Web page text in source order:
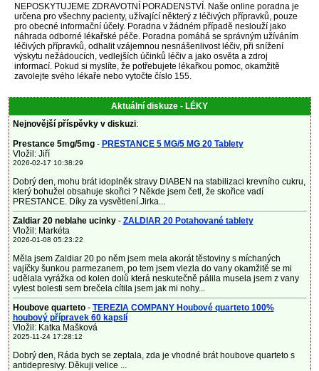
NEPOSKYTUJEME ZDRAVOTNÍ PORADENSTVÍ. Naše online poradna je
určena pro všechny pacienty, užívající některý z léčivých přípravků, pouze
pro obecné informační účely. Poradna v žádném případě neslouží jako
náhrada odborné lékařské péče. Poradna pomáhá se správným užíváním
léčivých přípravků, odhalit vzájemnou nesnášenlivost léčiv, při snížení
výskytu nežádoucích, vedlejších účinků léčiv a jako osvěta a zdroj
informací. Pokud si myslíte, že potřebujete lékařkou pomoc, okamžitě
zavolejte svého lékaře nebo vytočte číslo 155.
Aktuální diskuze - LÉKY
Nejnovější příspěvky v diskuzi:
Prestance 5mg/5mg- PRESTANCE 5 MG/5 MG 20 Tablety
Vložil: Jiří
2026-02-17 10:38:29
Dobrý den, mohu brát idoplněk stravy DIABEN na stabilizaci krevního cukru,
který bohužel obsahuje skořici ? Někde jsem četl, že skořice vadí
PRESTANCE. Díky za vysvětlení.Jirka...
Zaldiar 20 neblahe ucinky- ZALDIAR 20 Potahované tablety
Vložil: Markéta
2026-01-08 05:23:22
Měla jsem Zaldiar 20 po něm jsem mela akorát těstoviny s míchaných
vajíčky šunkou parmezanem, po tem jsem vlezla do vany okamžitě se mi
udělala vyrážka od kolen dolů která neskutečně pálila musela jsem z vany
vylest bolesti sem brečela cítila jsem jak mi nohy...
Houbove quarteto- TEREZIA COMPANY Houbové quarteto 100%
houbový přípravek 60 kapslí
Vložil: Katka Mašková
2025-11-24 17:28:12
Dobrý den, Ráda bych se zeptala, zda je vhodné brát houbove quarteto s
antidepresivy. Děkuji velice ...